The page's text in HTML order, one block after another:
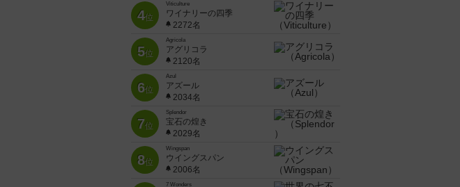
4位
Viticulture
ワイナリーの四季
2272名
5位
Agricola
アグリコラ
2120名
6位
Azul
アズール
2034名
7位
Splendor
宝石の煌き
2029名
8位
Wingspan
ウイングスパン
2006名
7 Wonders